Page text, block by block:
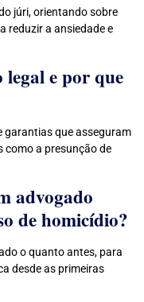
júri, orientando sobre
reduzir a ansiedade e
legal e por que
garantias que asseguram
como a presunção de
advogado
de homicídio?
o quanto antes, para
desde as primeiras